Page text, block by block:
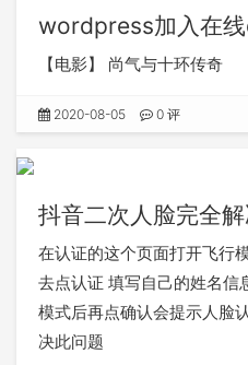
wordpress加入在
【电影】 尚气与十环传奇
2020-08-05 0 评
抖音二次人脸完全
在认证的这个页面打开飞行
去点认证 填写自己的姓名信
模式后再点确认会提示人脸
决此问题